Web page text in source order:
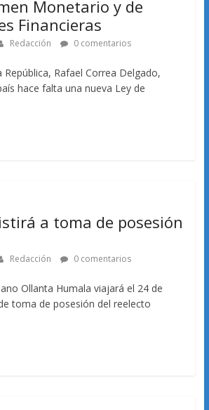
Monetario y de
Financieras
Redacción 0 comentarios
República, Rafael Correa Delgado,
hace falta una nueva Ley de
a toma de posesión
Redacción 0 comentarios
Ollanta Humala viajará el 24 de
toma de posesión del reelecto